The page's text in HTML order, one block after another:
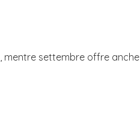
mentre settembre offre anche